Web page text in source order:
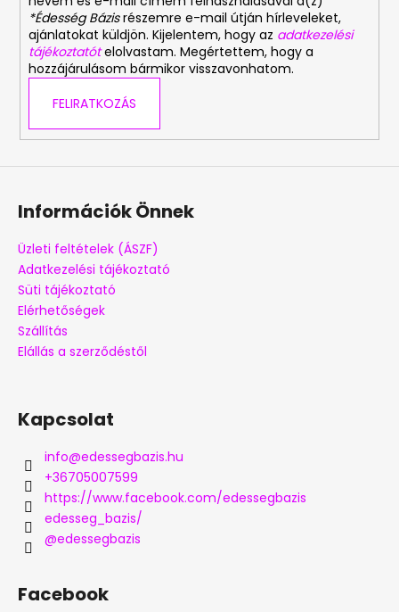
*Édesség Bázisrészemre e-mail útján hírleveleket,
ajánlatokat küldjön. Kijelentem, hogy az adatkezelési
tájékoztatót elolvastam. Megértettem, hogy a
hozzájárulásom bármikor visszavonhatom.
FELIRATKOZÁS
Információk Önnek
Üzleti feltételek (ÁSZF)
Adatkezelési tájékoztató
Süti tájékoztató
Elérhetőségek
Szállítás
Elállás a szerződéstől
Kapcsolat
info@edessegbazis.hu
+36705007599
https://www.facebook.com/edessegbazis
edesseg_bazis/
@edessegbazis
Facebook